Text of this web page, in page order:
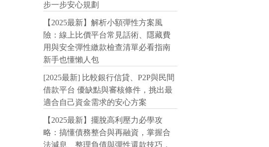
步一步安心規劃
【2025最新】解析小額彈性方案風
險：線上比價平台常見話術、隱藏費
用與安全彈性繳款檢查清單必看指南
新手也懂懶人包
[2025最新] 比較銀行信貸、P2P與民間
借款平台 優缺點與審核條件，挑出最
適合自己資金需求的安心方案
【2025最新】擺脫高利壓力必學攻
略：搞懂債務整合與再融資，掌握合
法減息、整理負債與彈性還款技巧，